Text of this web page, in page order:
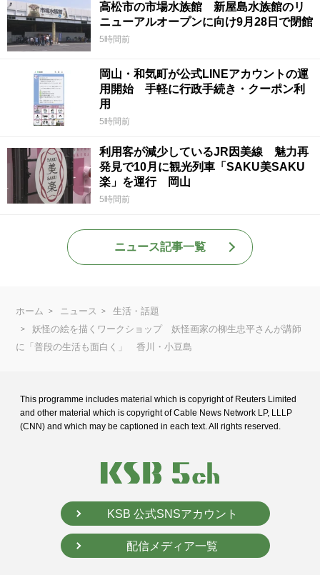
高松市の市場水族館 新屋島水族館のリ
ニューアルオープンに向け9月28日で閉館
5時間前
岡山・和気町が公式LINEアカウントの運
用開始 手軽に行政手続き・クーポン利
用
5時間前
利用客が減少しているJR因美線 魅力再
発見で10月に観光列車「SAKU美SAKU
楽」を運行 岡山
5時間前
ニュース記事一覧
ホーム ニュース
生活・話題
妖怪の絵を描くワークショップ 妖怪画家の柳生忠平さんが講師
に「普段の生活も面白く」 香川・小豆島
This programme includes material which is copyright of Reuters Limited
and other material which is copyright of Cable News Network LP, LLLP
(CNN) and which may be captioned in each text. All rights reserved.
KSB 公式SNSアカウント
配信メディア一覧